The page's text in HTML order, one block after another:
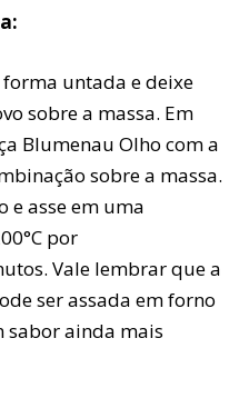
untada e deixe
sobre a massa. Em
Blumenau Olho com a
sobre a massa.
e asse em uma
por
Vale lembrar que a
ser assada em forno
sabor ainda mais